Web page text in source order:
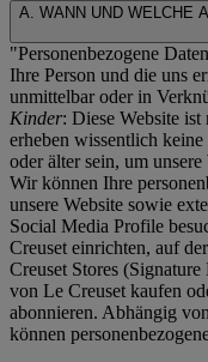
A. WANN UND WELCHE
"Personenbezogene
Ihre Person und die uns
unmittelbar oder in
Kinder: Diese Website
erheben wissentlich
oder älter sein, um
Wir können Ihre
unsere Website sowie
Social Media Profile
Creuset einrichten, auf
Creuset Stores
von Le Creuset kaufen
abonnieren. Abhängig
können